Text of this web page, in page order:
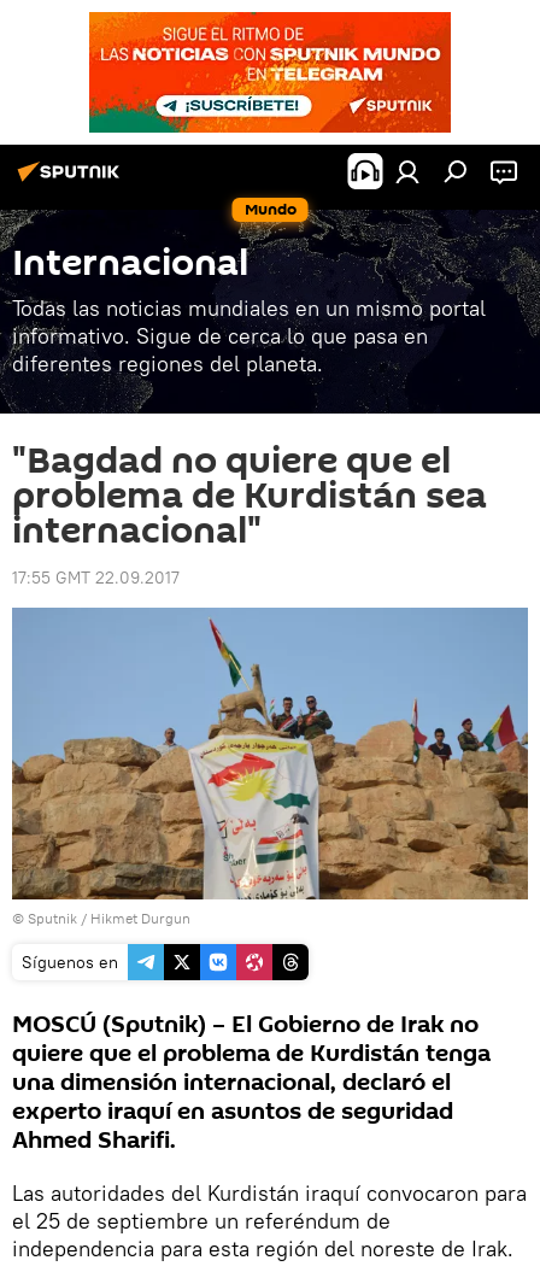
Mundo
Internacional
Todas las noticias mundiales en un mismo portal
informativo. Sigue de cerca lo que pasa en
diferentes regiones del planeta.
"Bagdad no quiere que el
problema de Kurdistán sea
internacional"
17:55 GMT 22.09.2017
© Sputnik / Hikmet Durgun
Síguenos en
MOSCÚ (Sputnik) – El Gobierno de Irak no
quiere que el problema de Kurdistán tenga
una dimensión internacional, declaró el
experto iraquí en asuntos de seguridad
Ahmed Sharifi.
Las autoridades del Kurdistán iraquí convocaron para
el 25 de septiembre un referéndum de
independencia para esta región del noreste de Irak.